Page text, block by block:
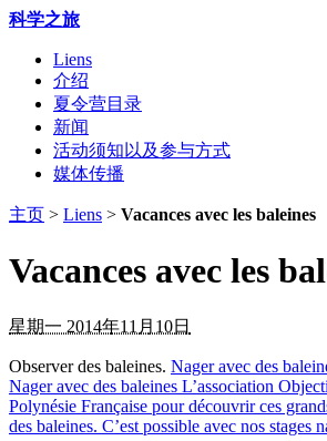
科学之旅
Liens
介绍
夏令营目录
新闻
活动须知以及参与方式
媒体传播
主页 > Liens > Vacances avec les baleines
Vacances avec les
星期一 2014年11月10日
Observer des baleines. Nager avec des
Nager avec des baleines L’association
Polynésie Française pour découvrir ces
des baleines. C’est possible avec nos stages